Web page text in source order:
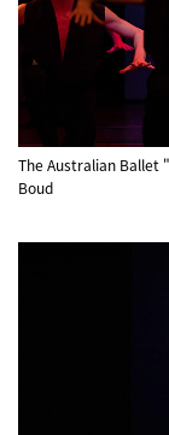
The Australian Ballet
Boud